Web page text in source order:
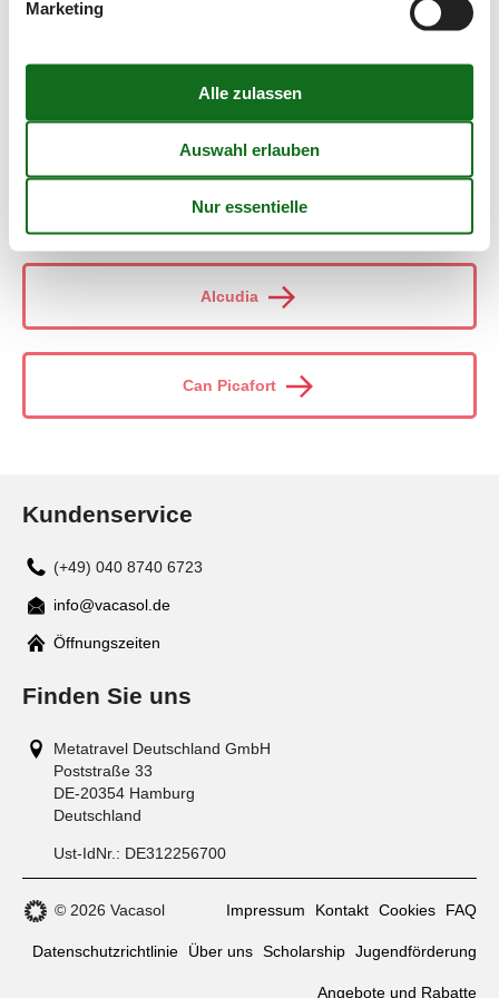
Einen Urlaub dieser Art darf man sich einfach nicht entgehen
Alcudia
Can Picafort
Kundenservice
(+49) 040 8740 6723
Mail
info@vacasol.de
Öffnungszeiten
Finden Sie uns
Metatravel Deutschland GmbH
Poststraße 33
DE-20354 Hamburg
Deutschland
Ust-IdNr.: DE312256700
© 2026 Vacasol Impressum Kontakt Cookies FAQ
Datenschutzrichtlinie Über uns Scholarship Jugendförderung
Angebote und Rabatte
Marketing